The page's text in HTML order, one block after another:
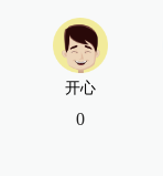
开心
0